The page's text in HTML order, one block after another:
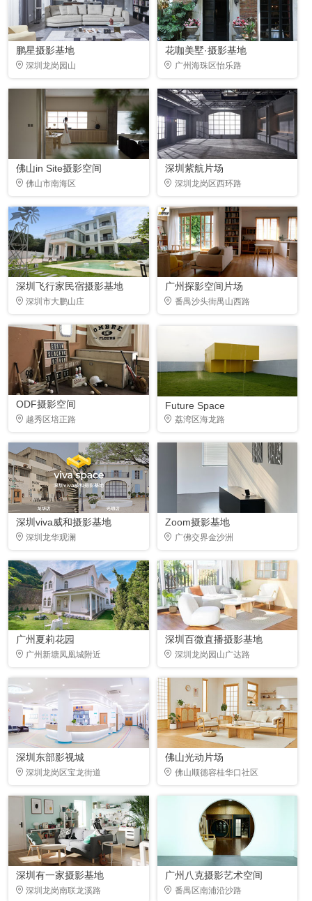
鹏星摄影基地
深圳龙岗园山
花咖美墅·摄影基地
广州海珠区怡乐路
佛山in Site摄影空间
佛山市南海区
深圳紫航片场
深圳龙岗区西环路
深圳飞行家民宿摄影基地
深圳市大鹏山庄
广州探影空间片场
番禺沙头街禺山西路
ODF摄影空间
越秀区培正路
Future Space
荔湾区海龙路
深圳viva威和摄影基地
深圳龙华观澜
Zoom摄影基地
广佛交界金沙洲
广州夏莉花园
广州新塘凤凰城附近
深圳百微直播摄影基地
深圳龙岗园山广达路
深圳东部影视城
深圳龙岗区宝龙街道
佛山光动片场
佛山顺德容桂华口社区
深圳有一家摄影基地
深圳龙岗南联龙溪路
广州八克摄影艺术空间
番禺区南浦沿沙路